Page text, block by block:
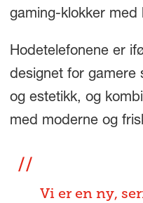
gaming-klokker med
Hodetelefonene er
designet for gamere
og estetikk, og
med moderne og
Vi er en ny,